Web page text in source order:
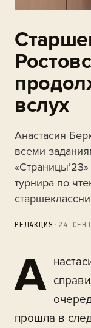
вслух
Анастасия
всеми
турнира по
РЕДАКЦИЯ · 24
А
прошла в